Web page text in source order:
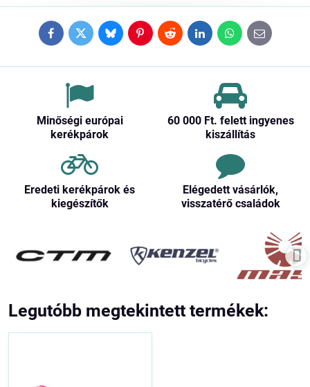
FacebookTwitterBlueskyPinterestRedditLinkedInWhatsApp
E-
mail
Minőségi európai
kerékpárok
60 000 Ft​. felett ingyenes
kiszállítás
Eredeti kerékpárok és
kiegészítők
Elégedett vásárlók,
visszatérő családok
Legutóbb megtekintett termékek: